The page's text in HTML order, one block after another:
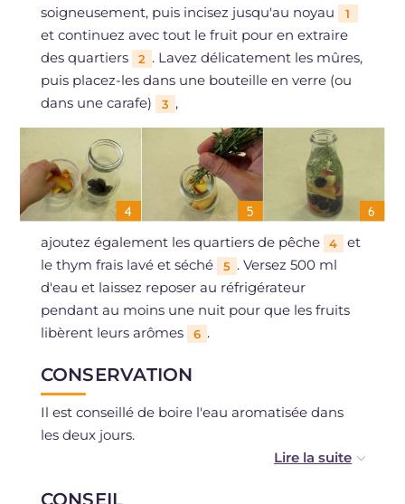
soigneusement, puis incisez jusqu'au noyau
1
et continuez avec tout le fruit pour en extraire
des quartiers
2 . Lavez délicatement les mûres,
puis placez-les dans une bouteille en verre (ou
dans une carafe)
3 ,
ajoutez également les quartiers de pêche 4
et
le thym frais lavé et séché
5 . Versez 500 ml
d'eau et laissez reposer au réfrigérateur
pendant au moins une nuit pour que les fruits
libèrent leurs arômes
6 .
CONSERVATION
Il est conseillé de boire l'eau aromatisée dans
les deux jours.
CONSEIL